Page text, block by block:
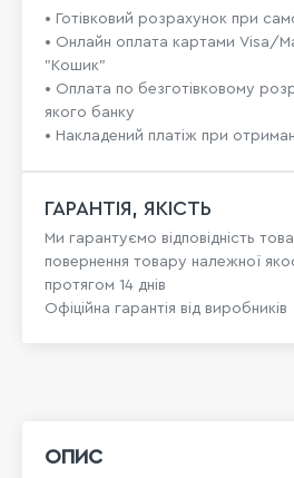
• Готівковий розрахунок при
• Онлайн оплата картами Visa/
"Кошик"
• Оплата по безготівковому
якого банку
• Накладений платіж при
ГАРАНТІЯ, ЯКІСТЬ
Ми гарантуємо відповідність
повернення товару належної
протягом 14 днів
Офіційна гарантія від виробників
ОПИС